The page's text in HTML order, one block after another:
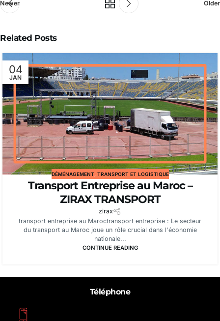
Newer Older
Related Posts
04
JAN
DÉMÉNAGEMENT, TRANSPORT ET LOGISTIQUE
Transport Entreprise au Maroc –
ZIRAX TRANSPORT
zirax
transport entreprise au Maroctransport entreprise : Le secteur
du transport au Maroc joue un rôle crucial dans l'économie
nationale...
CONTINUE READING
Téléphone